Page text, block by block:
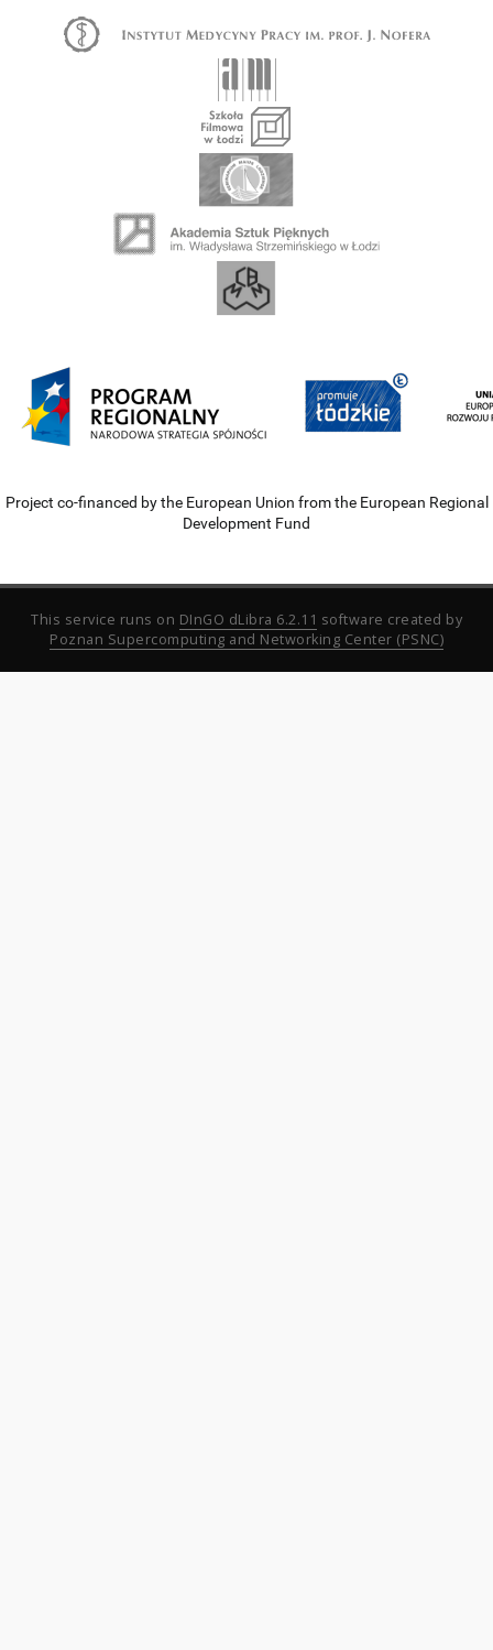
Project co-financed by the European Union from the European Regional
Development Fund
This service runs on DInGO dLibra 6.2.11 software created by
Poznan Supercomputing and Networking Center (PSNC)